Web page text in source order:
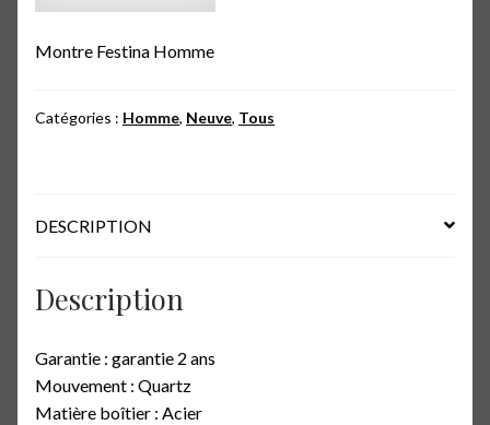
Montre Festina Homme
Catégories : Homme, Neuve, Tous
DESCRIPTION
Description
Garantie : garantie 2 ans
Mouvement : Quartz
Matière boîtier : Acier